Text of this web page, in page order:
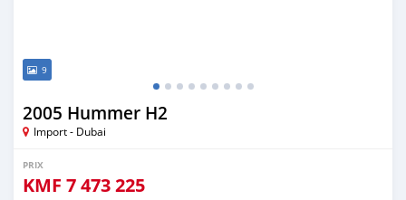
9
2005 Hummer H2
Import - Dubai
PRIX
KMF 7 473 225